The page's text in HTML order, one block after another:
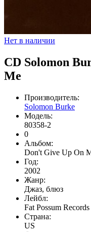
Нет в наличии
CD Solomon
Me
Производитель:
Solomon Burke
Модель:
80358-2
0
Альбом:
Don't Give Up On
Год:
2002
Жанр:
Джаз, блюз
Лейбл:
Fat Possum Records
Страна:
US